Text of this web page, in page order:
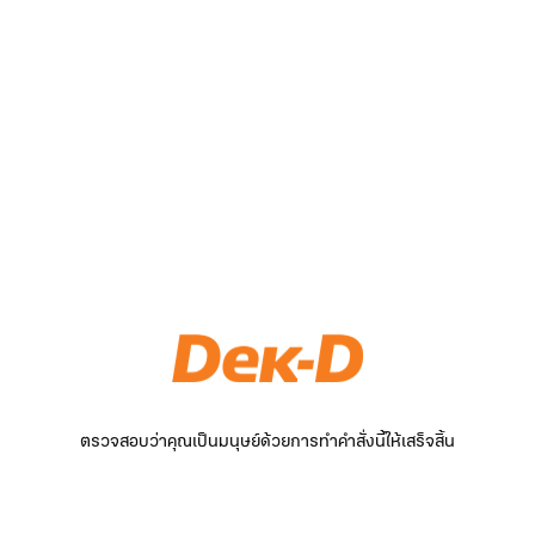
ตรวจสอบว่าคุณเป็นมนุษย์ด้วยการทำคำสั่งนี้ให้เสร็จสิ้น